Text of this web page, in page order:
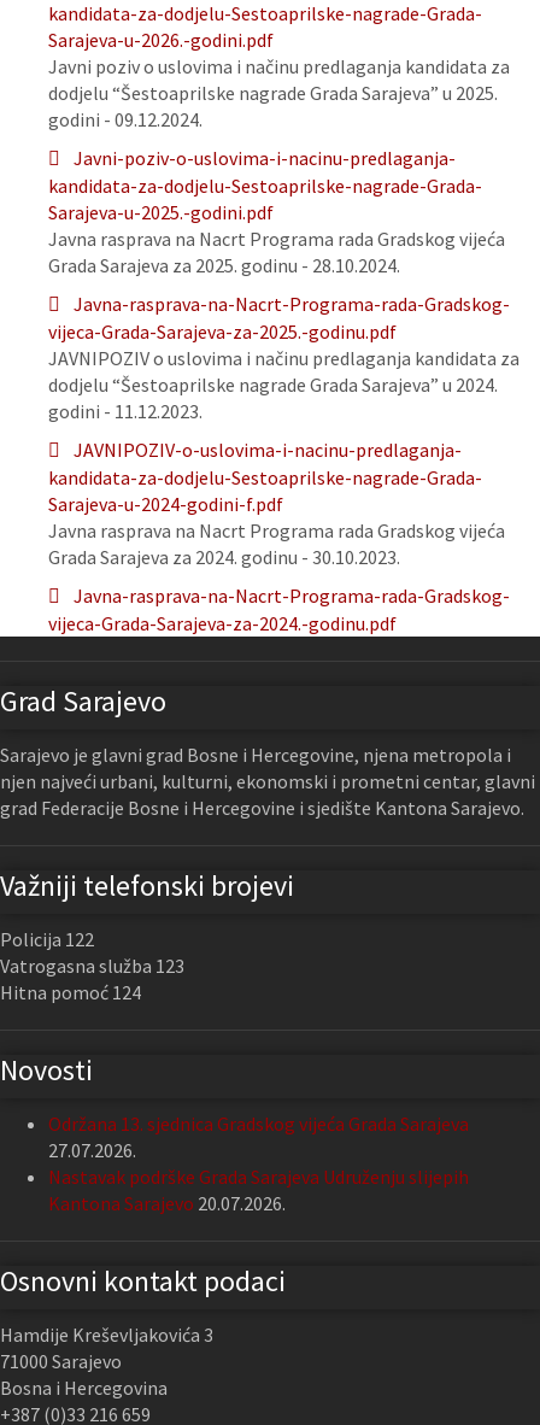
kandidata-za-dodjelu-Sestoaprilske-nagrade-Grada-
Sarajeva-u-2026.-godini.pdf
Javni poziv o uslovima i načinu predlaganja kandidata za
dodjelu “Šestoaprilske nagrade Grada Sarajeva” u 2025.
godini - 09.12.2024.
Javni-poziv-o-uslovima-i-nacinu-predlaganja-
kandidata-za-dodjelu-Sestoaprilske-nagrade-Grada-
Sarajeva-u-2025.-godini.pdf
Javna rasprava na Nacrt Programa rada Gradskog vijeća
Grada Sarajeva za 2025. godinu - 28.10.2024.
Javna-rasprava-na-Nacrt-Programa-rada-Gradskog-
vijeca-Grada-Sarajeva-za-2025.-godinu.pdf
JAVNIPOZIV o uslovima i načinu predlaganja kandidata za
dodjelu “Šestoaprilske nagrade Grada Sarajeva” u 2024.
godini - 11.12.2023.
JAVNIPOZIV-o-uslovima-i-nacinu-predlaganja-
kandidata-za-dodjelu-Sestoaprilske-nagrade-Grada-
Sarajeva-u-2024-godini-f.pdf
Javna rasprava na Nacrt Programa rada Gradskog vijeća
Grada Sarajeva za 2024. godinu - 30.10.2023.
Javna-rasprava-na-Nacrt-Programa-rada-Gradskog-
vijeca-Grada-Sarajeva-za-2024.-godinu.pdf
Grad Sarajevo
Sarajevo je glavni grad Bosne i Hercegovine, njena metropola i
njen najveći urbani, kulturni, ekonomski i prometni centar, glavni
grad Federacije Bosne i Hercegovine i sjedište Kantona Sarajevo.
Važniji telefonski brojevi
Policija 122
Vatrogasna služba 123
Hitna pomoć 124
Novosti
Održana 13. sjednica Gradskog vijeća Grada Sarajeva
27.07.2026.
Nastavak podrške Grada Sarajeva Udruženju slijepih
Kantona Sarajevo 20.07.2026.
Osnovni kontakt podaci
Hamdije Kreševljakovića 3
71000 Sarajevo
Bosna i Hercegovina
+387 (0)33 216 659